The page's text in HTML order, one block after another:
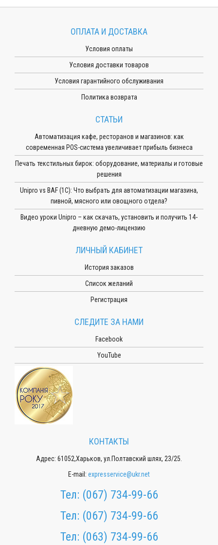
ОПЛАТА И ДОСТАВКА
Условия оплаты
Условия доставки товаров
Условия гарантийного обслуживания
Политика возврата
СТАТЬИ
Автоматизация кафе, ресторанов и магазинов: как
современная POS-система увеличивает прибыль бизнеса
Печать текстильных бирок: оборудование, материалы и готовые
решения
Unipro vs BAF (1С): Что выбрать для автоматизации магазина,
пивной, мясного или овощного отдела?
Видео уроки Unipro – как скачать, установить и получить 14-
дневную демо-лицензию
ЛИЧНЫЙ КАБИНЕТ
История заказов
Список желаний
Регистрация
СЛЕДИТЕ ЗА НАМИ
Facebook
YouTube
КОНТАКТЫ
Адрес: 61052,Харьков, ул.Полтавский шлях, 23/25.
E-mail: expresservice@ukr.net
Тел: (067) 734-99-66
Тел: (067) 734-99-66
Тел: (063) 734-99-66